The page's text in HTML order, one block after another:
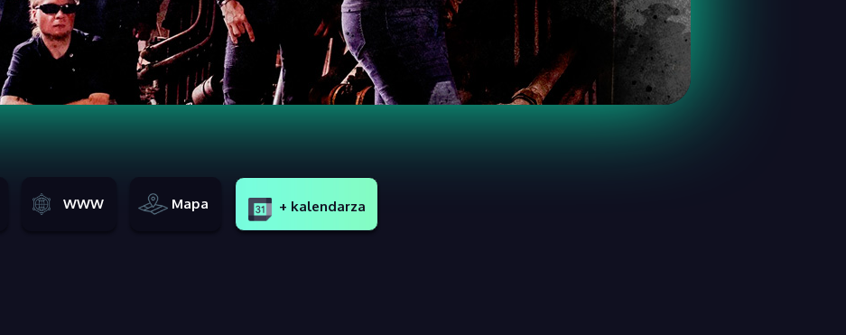
WWW Mapa + kalendarza